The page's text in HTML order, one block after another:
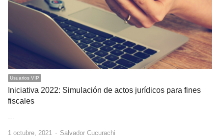
Usuarios VIP
Iniciativa 2022: Simulación de actos jurídicos para fines
fiscales
…
1 octubre, 2021 Author
Salvador Cucurachi